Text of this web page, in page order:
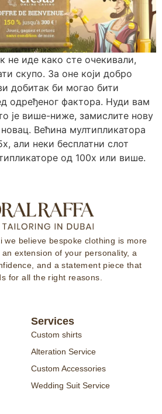
не иде како сте очекивали,
скупо. За оне који добро
добитак би могао бити
одређеног фактора. Нуди вам
је више-ниже, замислите нову
Већина мултипликатора
али неки бесплатни слот
од 100x или више.
we believe bespoke clothing is more
an extension of your personality, a
and a statement piece that
for all the right reasons.
Services
Custom shirts
Alteration Service
Custom Accessories
Wedding Suit Service